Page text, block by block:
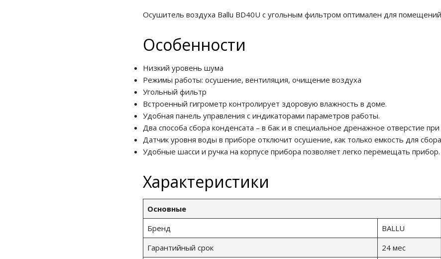
Осушитель воздуха Ballu BD40U с угольным фильтром оптимален для
Особенности
Низкий уровень шума
Режимы работы: осушение, вентиляция, очищение воздуха
Угольный фильтр
Встроенный гигрометр контролирует здоровую влажность в доме.
Удобная панель управления с индикаторами параметров работы.
Два способа сбора конденсата – в бак и в специальное дренажное отверстие
Датчик уровня воды в приборе отключит осушение, как только емкость для
Удобные шасси и ручка на корпусе прибора позволяет легко перемещать прибор.
Характеристики
Основные
Бренд
BALLU
Гарантийный срок
24 мес